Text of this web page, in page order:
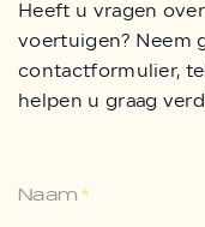
Heeft u vragen
voertuigen? Neem
contactformulier,
helpen u graag
Naam*